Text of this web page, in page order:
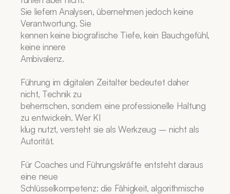
Sie liefern Analysen, übernehmen jedoch keine
Verantwortung. Sie
kennen keine biografische Tiefe, kein Bauchgefühl,
keine innere
Ambivalenz.
Führung im digitalen Zeitalter bedeutet daher
nicht, Technik zu
beherrschen, sondern eine professionelle Haltung
zu entwickeln. Wer KI
klug nutzt, versteht sie als Werkzeug – nicht als
Autorität.
Für Coaches und Führungskräfte entsteht daraus
eine neue
Schlüsselkompetenz: die Fähigkeit, algorithmische